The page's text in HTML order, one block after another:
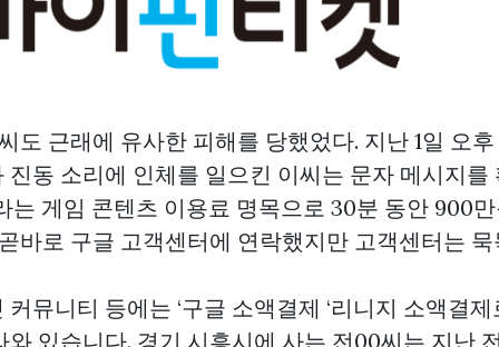
도 근래에 유사한 피해를 당했었다. 지난 1일 오
진동 소리에 인체를 일으킨 이씨는 문자 메시지를
는 게임 콘텐츠 이용료 명목으로 30분 동안 900
바로 구글 고객센터에 연락했지만 고객센터는
뮤니티 등에는 ‘구글 소액결제 ‘리니지 소액결
있습니다. 경기 시흥시에 사는 전00씨는 지난